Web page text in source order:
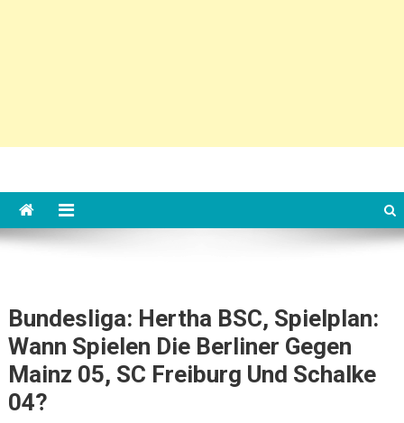
Bundesliga: Hertha BSC, Spielplan:
Wann Spielen Die Berliner Gegen
Mainz 05, SC Freiburg Und Schalke
04?